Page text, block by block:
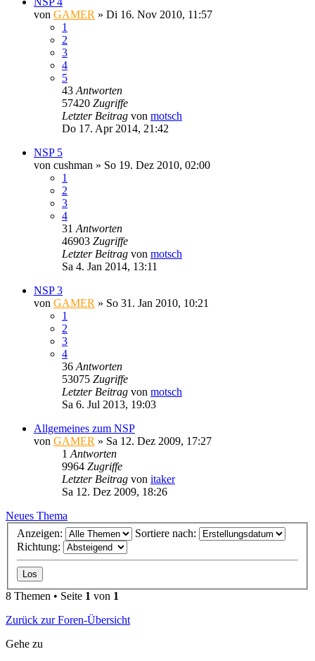
von GAMER » Di 16. Nov 2010, 11:57
1
2
3
4
5
43 Antworten
57420 Zugriffe
Letzter Beitrag von motsch
Do 17. Apr 2014, 21:42
NSP 5
von cushman » So 19. Dez 2010, 02:00
1
2
3
4
31 Antworten
46903 Zugriffe
Letzter Beitrag von motsch
Sa 4. Jan 2014, 13:11
NSP 3
von GAMER » So 31. Jan 2010, 10:21
1
2
3
4
36 Antworten
53075 Zugriffe
Letzter Beitrag von motsch
Sa 6. Jul 2013, 19:03
Allgemeines zum NSP
von GAMER » Sa 12. Dez 2009, 17:27
1 Antworten
9964 Zugriffe
Letzter Beitrag von itaker
Sa 12. Dez 2009, 18:26
Neues Thema
Anzeigen:
Sortiere nach:
Richtung:
8 Themen • Seite 1 von 1
Zurück zur Foren-Übersicht
Gehe zu